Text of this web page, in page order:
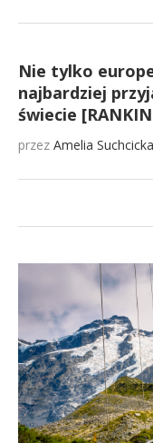
Nie tylko
najbardziej
świecie
przez Amelia Suchcicka